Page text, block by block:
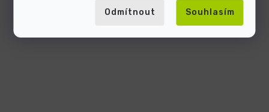
Odmítnout Souhlasím